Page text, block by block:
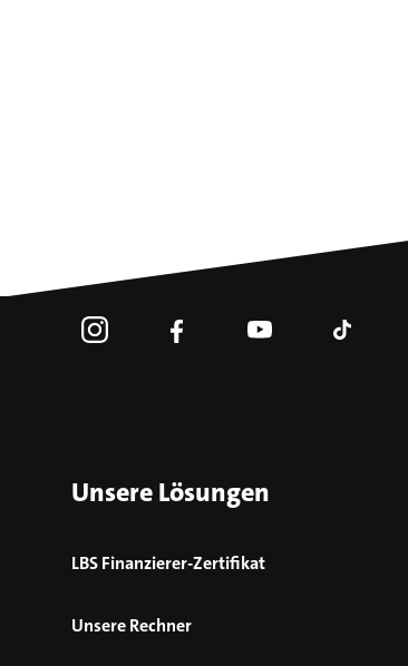
Unsere Lösungen
LBS Finanzierer-Zertifikat
Unsere Rechner